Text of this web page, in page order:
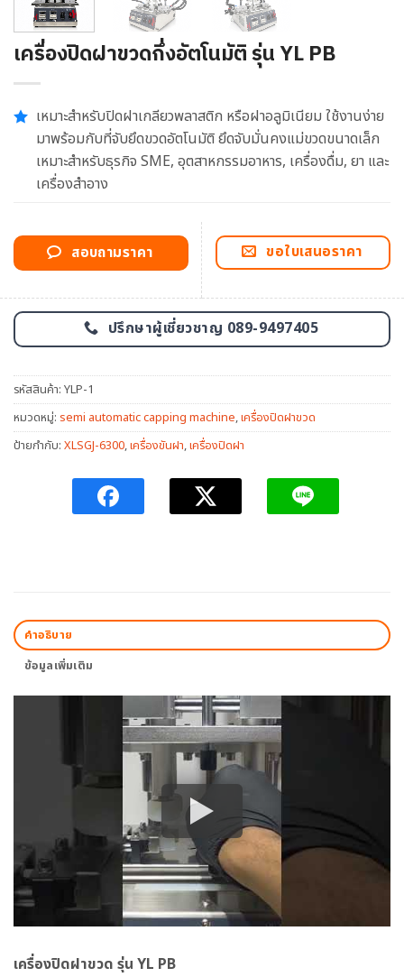
เครื่องปิดฝาขวดกึ่งอัตโนมัติ รุ่น YL PB
เหมาะสำหรับปิดฝาเกลียวพลาสติก หรือฝาอลูมิเนียม ใช้งานง่าย
มาพร้อมกับที่จับยึดขวดอัตโนมัติ ยึดจับมั่นคงแม่ขวดขนาดเล็ก
เหมาะสำหรับธุรกิจ SME, อุตสาหกรรมอาหาร, เครื่องดื่ม, ยา และ
เครื่องสำอาง
สอบถามราคา ขอใบเสนอราคา
ปรึกษาผู้เชี่ยวชาญ 089-9497405
รหัสสินค้า: YLP-1
หมวดหมู่: semi automatic capping machine,เครื่องปิดฝาขวด
ป้ายกำกับ: XLSGJ-6300,เครื่องขันฝา,เครื่องปิดฝา
คำอธิบาย
ข้อมูลเพิ่มเติม
เครื่องปิดฝาขวด รุ่น YL PB